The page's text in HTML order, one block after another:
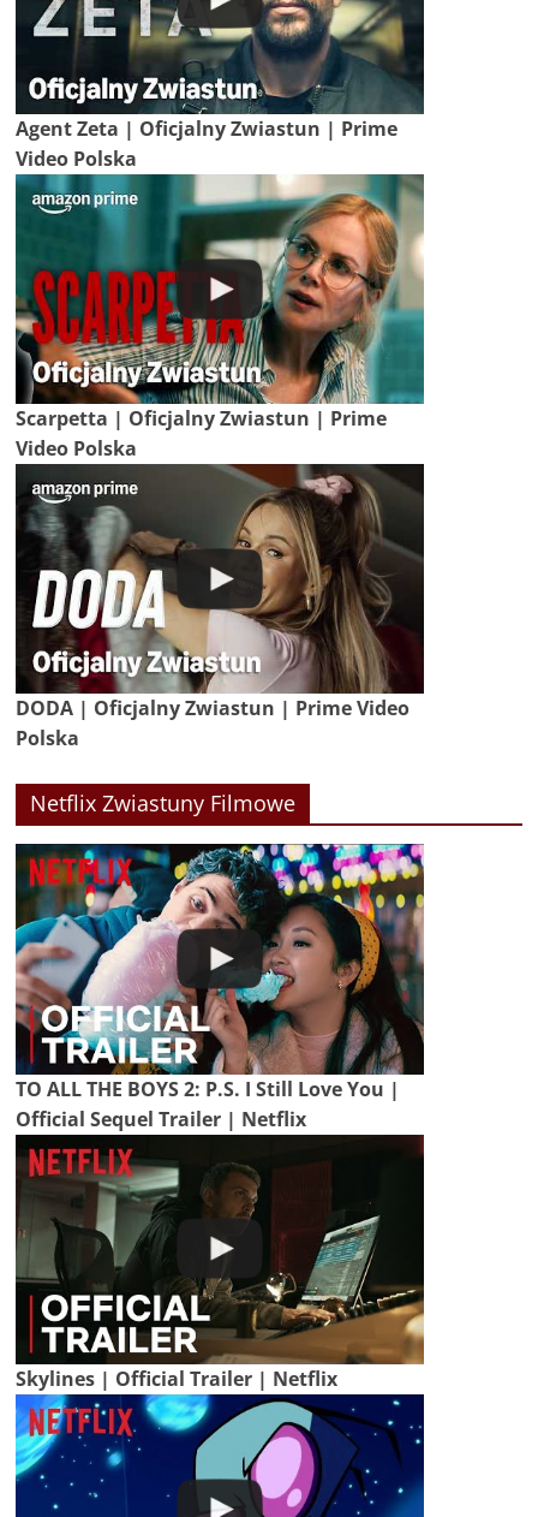
Agent Zeta | Oficjalny Zwiastun | Prime
Video Polska
Scarpetta | Oficjalny Zwiastun | Prime
Video Polska
DODA | Oficjalny Zwiastun | Prime Video
Polska
Netflix Zwiastuny Filmowe
TO ALL THE BOYS 2: P.S. I Still Love You |
Official Sequel Trailer | Netflix
Skylines | Official Trailer | Netflix